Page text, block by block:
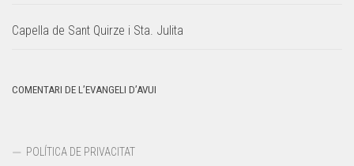
Capella de Sant Quirze i Sta. Julita
COMENTARI DE L’EVANGELI D’AVUI
POLÍTICA DE PRIVACITAT